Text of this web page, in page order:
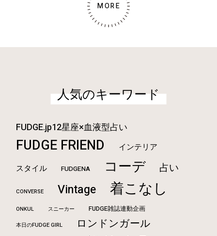
MORE
人気のキーワード
FUDGE.jp12星座×血液型占い
FUDGE FRIEND
インテリア
スタイル
FUDGENA コーデ 占い
CONVERSE Vintage 着こなし
ONKUL スニーカー FUDGE雑誌連動企画
本日のFUDGE GIRL ロンドンガール